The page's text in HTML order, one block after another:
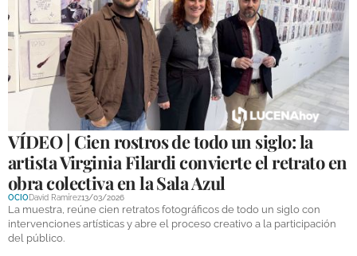
NECROLÓGICAS
GALERÍAS
VÍDEO | Cien rostros de todo un siglo: la
artista Virginia Filardi convierte el retrato en
obra colectiva en la Sala Azul
OCIODavid Ramírez13/03/2026
La muestra, reúne cien retratos fotográficos de todo un siglo con
intervenciones artísticas y abre el proceso creativo a la participación
del público.